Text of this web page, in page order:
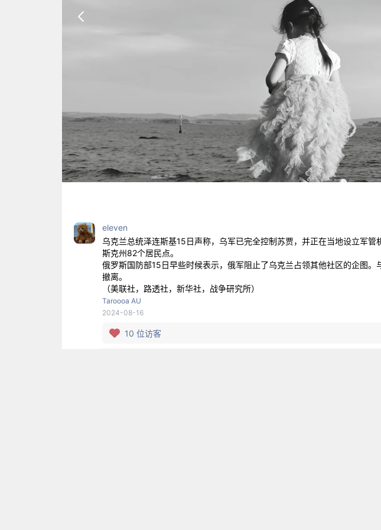
eleven
乌克兰总统泽连斯基15日声称，乌军已完全控制苏贾，并正在当地设立军
斯克州82个居民点。
俄罗斯国防部15日早些时候表示，俄军阻止了乌克兰占领其他社区的企图
撤离。
（美联社，路透社，新华社，战争研究所）
Taroooa AU
2024-08-16
10 位访客